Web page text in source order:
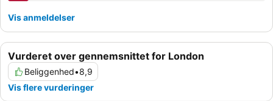
Vurderet over gennemsnittet for London
Beliggenhed•8,9
Vis flere vurderinger
Vis anmeldelser